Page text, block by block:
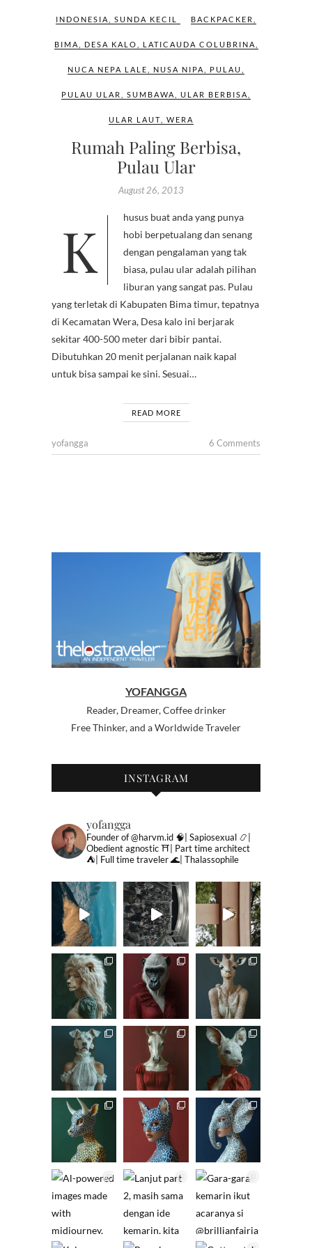
INDONESIA SUNDA KECIL BACKPACKER
BIMA DESA KALO LATICAUDA COLUBRINA
NUCA NEPA LALE NUSA NIPA PULAU
PULAU ULAR SUMBAWA ULAR BERBISA
ULAR LAUT WERA
Rumah Paling Berbisa,
Pulau Ular
August 26, 2013
Khusus buat anda yang punya
hobi berpetualang dan senang
dengan pengalaman yang tak
biasa, pulau ular adalah pilihan
liburan yang sangat pas. Pulau
yang terletak di Kabupaten Bima timur, tepatnya
di Kecamatan Wera, Desa kalo ini berjarak
sekitar 400-500 meter dari bibir pantai.
Dibutuhkan 20 menit perjalanan naik kapal
untuk bisa sampai ke sini. Sesuai…
READ MORE
yofangga 6 Comments
YOFANGGA
Reader, Dreamer, Coffee drinker
Free Thinker, and a Worldwide Traveler
INSTAGRAM
yofangga
Founder of @harvm.id 🧠| Sapiosexual 📿|
Obedient agnostic⛩| Part time architect
⛺️| Full time traveler🌊| Thalassophile